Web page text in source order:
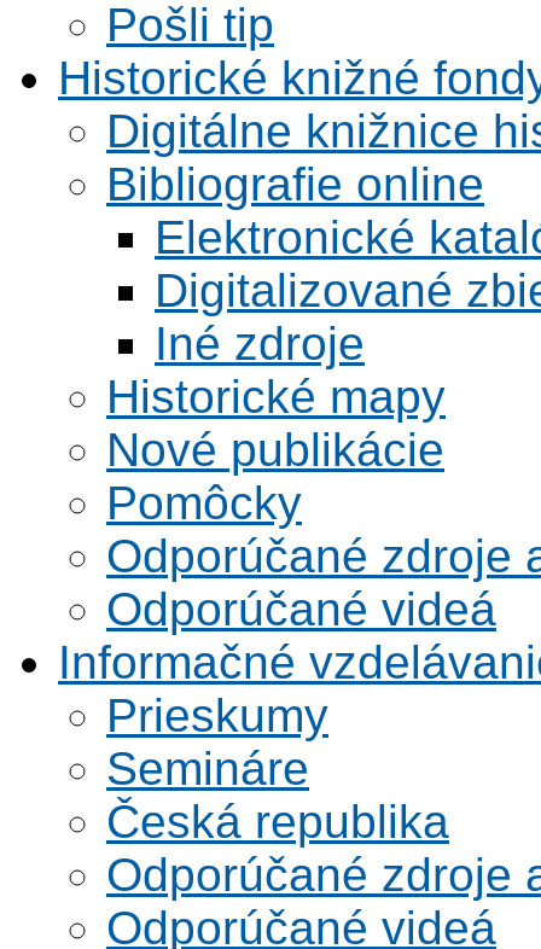
Pošli tip
Historické knižné
Digitálne knižnice
Bibliografie online
Elektronické
Digitalizované
Iné zdroje
Historické mapy
Nové publikácie
Pomôcky
Odporúčané zdroje
Odporúčané videá
Informačné
Prieskumy
Semináre
Česká republika
Odporúčané zdroje
Odporúčané videá